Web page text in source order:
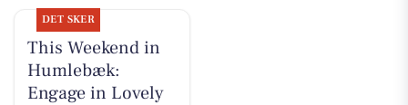
DET SKER
This Weekend in
Humlebæk:
Engage in Lovely